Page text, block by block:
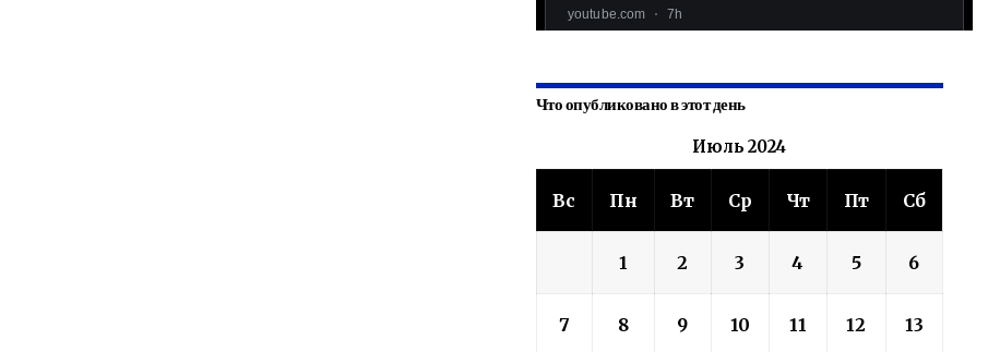
Что опубликовано в этот день
Июль 2024
Вс Пн Вт Ср Чт Пт Сб
1 2 3 4 5 6
7 8 9 10 11 12 13